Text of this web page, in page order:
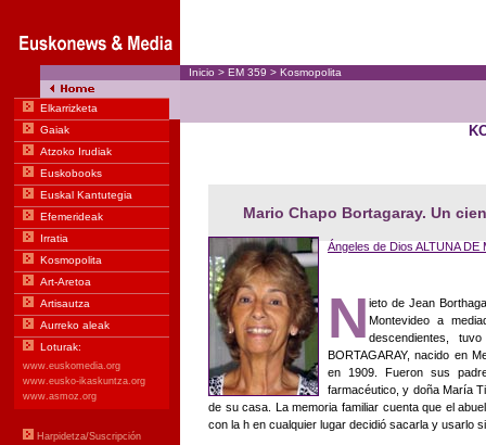
Mario Chapo Bortagaray. Un
Ángeles de Dios ALTUNA DE
N ieto de Jean
Montevideo a
descendientes,
BORTAGARAY, nacido en
en 1909. Fueron sus
farmacéutico, y doña María
de su casa. La memoria familiar cuenta que el
con la h en cualquier lugar decidió sacarla y usarlo
Inicio > EM 359 > Kosmopolita